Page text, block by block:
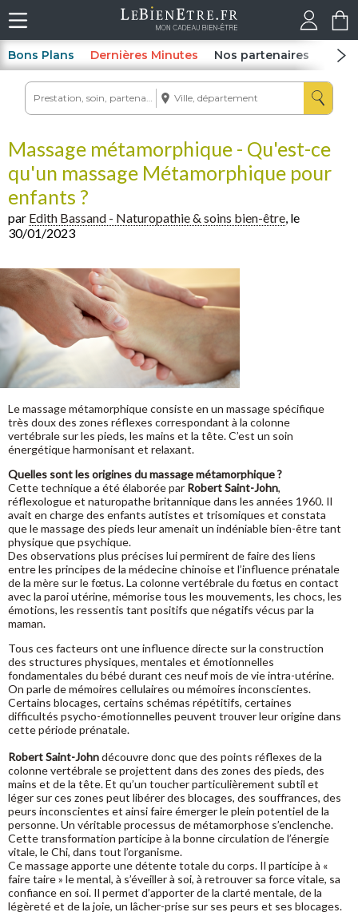
Bons Plans Dernières Minutes Nos partenaires Spas
Massage métamorphique - Qu'est-ce
qu'un massage Métamorphique pour
enfants ?
par Edith Bassand - Naturopathie & soins bien-être, le
30/01/2023
Le massage métamorphique consiste en un massage spécifique
très doux des zones réflexes correspondant à la colonne
vertébrale sur les pieds, les mains et la tête. C’est un soin
énergétique harmonisant et relaxant.
Quelles sont les origines du massage métamorphique ?
Cette technique a été élaborée par Robert Saint-John,
réflexologue et naturopathe britannique dans les années 1960. Il
avait en charge des enfants autistes et trisomiques et constata
que le massage des pieds leur amenait un indéniable bien-être tant
physique que psychique.
Des observations plus précises lui permirent de faire des liens
entre les principes de la médecine chinoise et l’influence prénatale
de la mère sur le fœtus. La colonne vertébrale du fœtus en contact
avec la paroi utérine, mémorise tous les mouvements, les chocs, les
émotions, les ressentis tant positifs que négatifs vécus par la
maman.
Tous ces facteurs ont une influence directe sur la construction
des structures physiques, mentales et émotionnelles
fondamentales du bébé durant ces neuf mois de vie intra-utérine.
On parle de mémoires cellulaires ou mémoires inconscientes.
Certains blocages, certains schémas répétitifs, certaines
difficultés psycho-émotionnelles peuvent trouver leur origine dans
cette période prénatale.
Robert Saint-Johndécouvre donc que des points réflexes de la
colonne vertébrale se projettent dans des zones des pieds, des
mains et de la tête. Et qu’un toucher particulièrement subtil et
léger sur ces zones peut libérer des blocages, des souffrances, des
peurs inconscientes et ainsi faire émerger le plein potentiel de la
personne. Un véritable processus de métamorphose s’enclenche.
Cette transformation participe à la bonne circulation de l’énergie
vitale, le Chi, dans tout l’organisme.
Ce massage apporte une détente totale du corps. Il participe à «
faire taire » le mental, à s’éveiller à soi, à retrouver sa force vitale, sa
confiance en soi. Il permet d’apporter de la clarté mentale, de la
légèreté et de la joie, un lâcher-prise sur ses peurs et ses blocages.